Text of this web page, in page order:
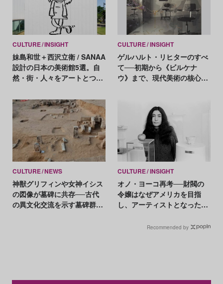
CULTURE INSIGHT
妹島和世＋西沢立衛 / SANAA
設計の日本の美術館5選。自
然・街・人々をアートとつな
CULTURE INSIGHT
ゲルハルト・リヒターのすべ
て──初期から《ビルケナ
ウ》まで、現代美術の核心に
CULTURE NEWS
神獣グリフィンや女神イシス
の図像が墓碑に共存──古代
の異文化交流を示す墓碑群が
CULTURE INSIGHT
オノ・ヨーコ再考──財閥の
令嬢はなぜアメリカを目指
し、アーティストとなったの
Recommended by